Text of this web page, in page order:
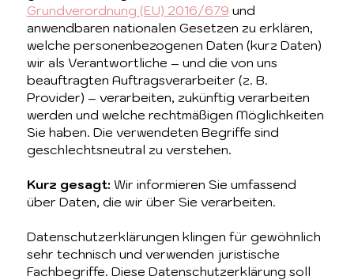
Grundverordnung (EU) 2016/679 und
anwendbaren nationalen Gesetzen zu erklären,
welche personenbezogenen Daten (kurz Daten)
wir als Verantwortliche – und die von uns
beauftragten Auftragsverarbeiter (z. B.
Provider) – verarbeiten, zukünftig verarbeiten
werden und welche rechtmäßigen Möglichkeiten
Sie haben. Die verwendeten Begriffe sind
geschlechtsneutral zu verstehen.
Kurz gesagt: Wir informieren Sie umfassend
über Daten, die wir über Sie verarbeiten.
Datenschutzerklärungen klingen für gewöhnlich
sehr technisch und verwenden juristische
Fachbegriffe. Diese Datenschutzerklärung soll